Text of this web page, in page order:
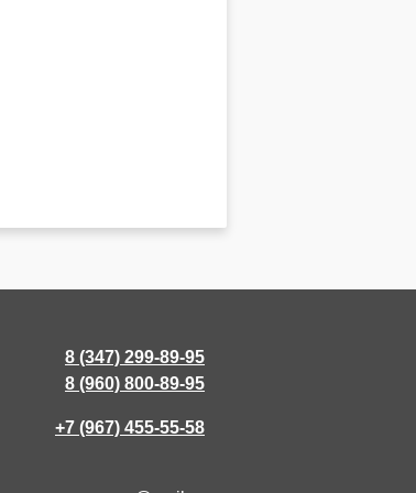
8 (347) 299-89-95
8 (960) 800-89-95
+7 (967) 455-55-58